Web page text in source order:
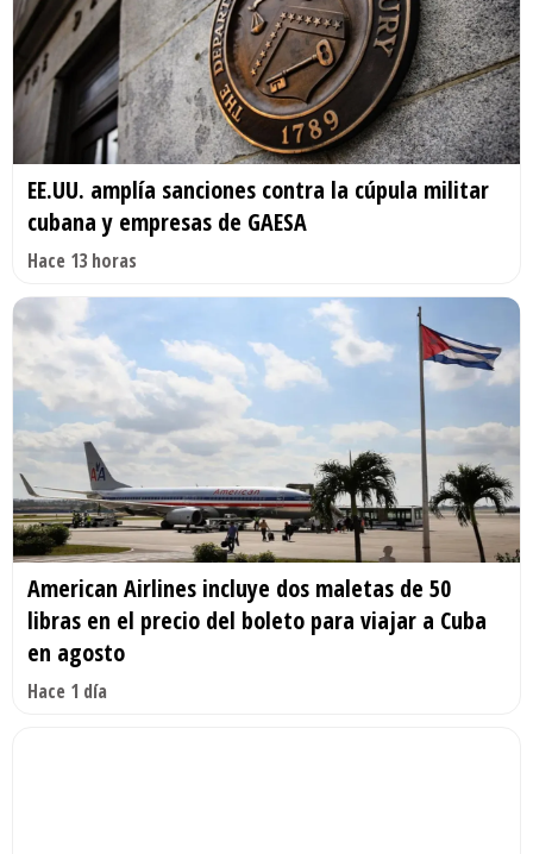
EE.UU. amplía sanciones contra la cúpula militar
cubana y empresas de GAESA
Hace 13 horas
American Airlines incluye dos maletas de 50
libras en el precio del boleto para viajar a Cuba
en agosto
Hace 1 día